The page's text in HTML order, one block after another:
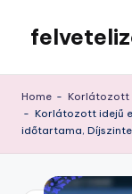
content
Home - Korlátozott
- Korlátozott idejű
időtartama,